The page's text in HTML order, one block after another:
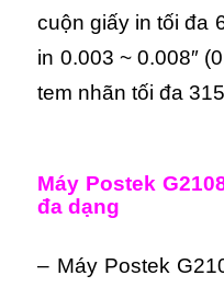
cuộn giấy in tối đa
in 0.003 ~ 0.008″
tem nhãn tối đa
Máy Postek
đa dạng
– Máy Postek